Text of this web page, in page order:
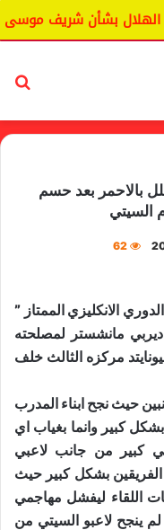
بشأن شريف موسى.
بالاحمر بعد حسم
السيتي
62
من منافسات الدوري الانكليزي الممتاز ”
​ديربي مانشستر​ لمصلحته
وبواقع ٢- ١ ليعزز اليونايتد مركزه الثالث خلف
حيث نجح ابناء المدرب
كبير وانما بغياب اي
كبير من جانب لاعبي
بشكل كبير حيث
اللقاء ليفشل مهاجمي
ينجح لاعبو السيتي من